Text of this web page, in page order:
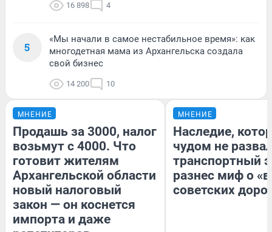
16 898 4
5
«Мы начали в самое нестабильное время»: как
многодетная мама из Архангельска создала
свой бизнес
14 200 10
МНЕНИЕ
Продашь за 3000, налог
возьмут с 4000. Что
готовит жителям
Архангельской области
новый налоговый
закон — он коснется
импорта и даже
МНЕНИЕ
Наследие,
чудом не
транспортный
разнес миф о
советских